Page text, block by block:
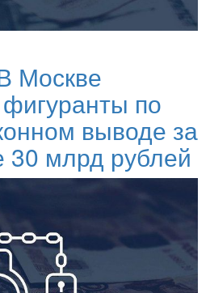
Москве
по
выводе за
30 млрд рублей